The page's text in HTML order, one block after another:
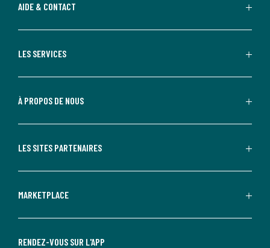
AIDE & CONTACT
LES SERVICES
À PROPOS DE NOUS
LES SITES PARTENAIRES
MARKETPLACE
RENDEZ-VOUS SUR L'APP